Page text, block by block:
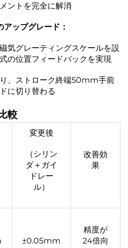
ントを完全に解消
アップグレード：
気グレーティングスケールを設
の位置フィードバックを実現
、ストローク終端50mm手前
に切り替わる
較
変更後
（シリン
ダ＋ガイ
ドレー
ル）
改善効
果
±0.05mm
精度が
24倍向